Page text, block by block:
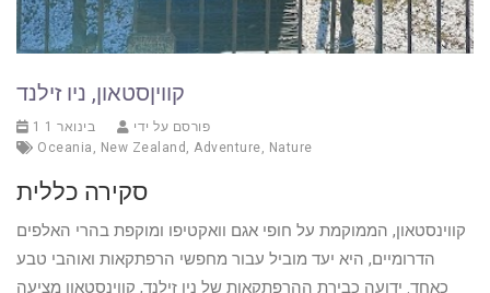
קוויןסטאון, ניו זילנד
1 בינואר 1
פורסם על ידי
Oceania , New Zealand , Adventure, Nature
סקירה כללית
קווינסטאון, הממוקמת על חופי אגם וואקטיפו ומוקפת בהרי האלפים
הדרומיים, היא יעד מוביל עבור מחפשי הרפתקאות ואוהבי טבע
כאחד. ידועה כבירת ההרפתקאות של ניו זילנד, קווינסטאון מציעה